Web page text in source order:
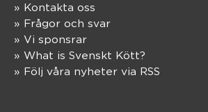
» Kontakta oss
» Frågor och svar
» Vi sponsrar
» What is Svenskt Kött?
» Följ våra nyheter via RSS